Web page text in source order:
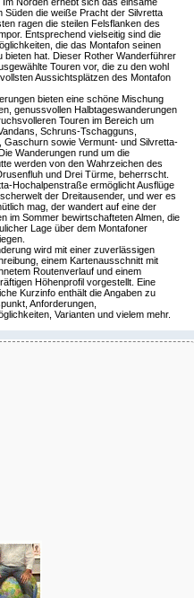
Süden die weiße Pracht der Silvretta
ragen die steilen Felsflanken des
Entsprechend vielseitig sind die
die das Montafon seinen
bieten hat. Dieser Rother Wanderführer
Touren vor, die zu den wohl
Aussichtsplätzen des Montafon
bieten eine schöne Mischung
genussvollen Halbtageswanderungen
Touren im Bereich um
Schruns-Tschagguns,
Gaschurn sowie Vermunt- und Silvretta-
Wanderungen rund um die
werden von den Wahrzeichen des
und Drei Türme, beherrscht.
Hochalpenstraße ermöglicht Ausflüge
der Dreitausender, und wer es
mag, der wandert auf eine der
im Sommer bewirtschafteten Almen, die
Lage über dem Montafoner
wird mit einer zuverlässigen
einem Kartenausschnitt mit
Routenverlauf und einem
Höhenprofil vorgestellt. Eine
Kurzinfo enthält die Angaben zu
Anforderungen,
Varianten und vielem mehr.